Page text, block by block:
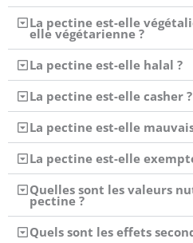
La pectine est-elle
elle végétarienne ?
La pectine est-elle halal ?
La pectine est-elle casher ?
La pectine est-elle
La pectine est-elle
Quelles sont les valeurs
pectine ?
Quels sont les effets